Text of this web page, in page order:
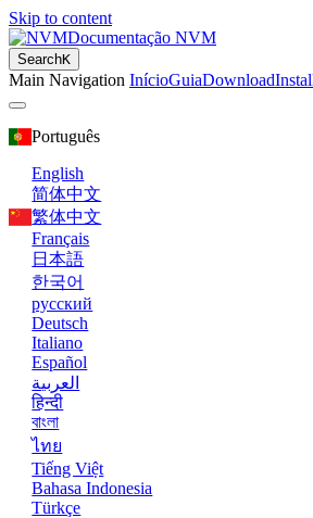
Skip to content
Documentação NVM
SearchK
Main Navigation InícioGuiaDownload
Português
English
简体中文
繁体中文
Français
日本語
한국어
русский
Deutsch
Italiano
Español
العربية
हिन्दी
বাংলা
ไทย
Tiếng Việt
Bahasa Indonesia
Türkçe